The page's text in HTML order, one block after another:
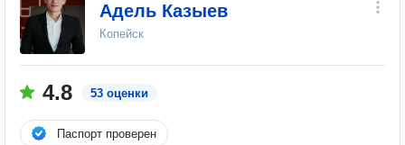
Адель Казыев
Копейск
4.8 53 оценки
Паспорт проверен